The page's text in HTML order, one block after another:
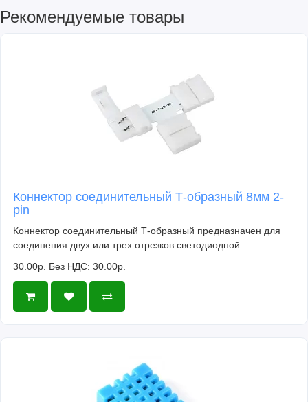
Рекомендуемые товары
Коннектор соединительный Т-образный 8мм 2-
pin
Коннектор соединительный Т-образный предназначен для
соединения двух или трех отрезков светодиодной ..
30.00р. Без НДС: 30.00р.